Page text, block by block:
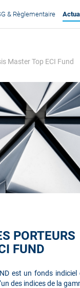
& Règlementaire
Master Top ECI Fund
PORTEURS
FUND
est un fonds
des indices de la